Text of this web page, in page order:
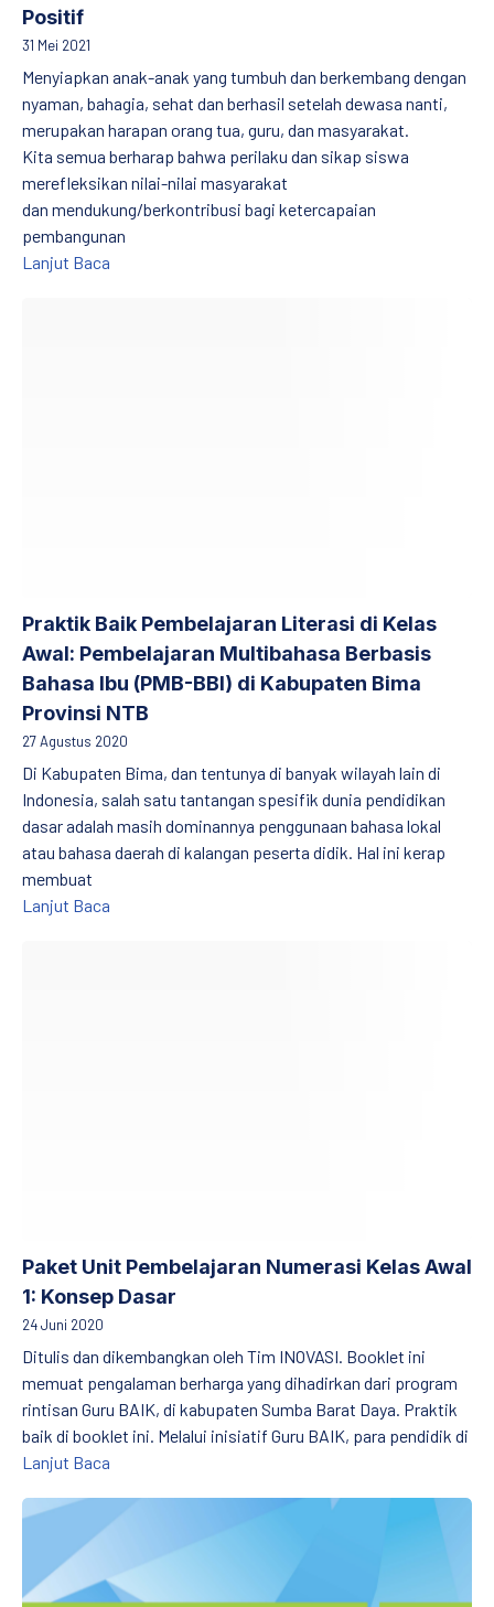
Positif
31 Mei 2021
Menyiapkan anak-anak yang tumbuh dan berkembang dengan
nyaman, bahagia, sehat dan berhasil setelah dewasa nanti,
merupakan harapan orang tua, guru, dan masyarakat.
Kita semua berharap bahwa perilaku dan sikap siswa
merefleksikan nilai-nilai masyarakat
dan mendukung/berkontribusi bagi ketercapaian
pembangunan
Lanjut Baca
Praktik Baik Pembelajaran Literasi di Kelas
Awal: Pembelajaran Multibahasa Berbasis
Bahasa Ibu (PMB-BBI) di Kabupaten Bima
Provinsi NTB
27 Agustus 2020
Di Kabupaten Bima, dan tentunya di banyak wilayah lain di
Indonesia, salah satu tantangan spesifik dunia pendidikan
dasar adalah masih dominannya penggunaan bahasa lokal
atau bahasa daerah di kalangan peserta didik. Hal ini kerap
membuat
Lanjut Baca
Paket Unit Pembelajaran Numerasi Kelas Awal
1: Konsep Dasar
24 Juni 2020
Ditulis dan dikembangkan oleh Tim INOVASI. Booklet ini
memuat pengalaman berharga yang dihadirkan dari program
rintisan Guru BAIK, di kabupaten Sumba Barat Daya. Praktik
baik di booklet ini. Melalui inisiatif Guru BAIK, para pendidik di
Lanjut Baca
Numerasi Kelas Awal (2)